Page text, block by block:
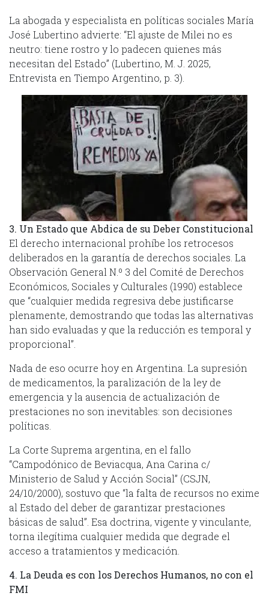
La abogada y especialista en políticas sociales María
José Lubertino advierte: “El ajuste de Milei no es
neutro: tiene rostro y lo padecen quienes más
necesitan del Estado” (Lubertino, M. J. 2025,
Entrevista en Tiempo Argentino, p. 3).
3. Un Estado que Abdica de su Deber Constitucional
El derecho internacional prohíbe los retrocesos
deliberados en la garantía de derechos sociales. La
Observación General N.º 3 del Comité de Derechos
Económicos, Sociales y Culturales (1990) establece
que “cualquier medida regresiva debe justificarse
plenamente, demostrando que todas las alternativas
han sido evaluadas y que la reducción es temporal y
proporcional”.
Nada de eso ocurre hoy en Argentina. La supresión
de medicamentos, la paralización de la ley de
emergencia y la ausencia de actualización de
prestaciones no son inevitables: son decisiones
políticas.
La Corte Suprema argentina, en el fallo
“Campodónico de Beviacqua, Ana Carina c/
Ministerio de Salud y Acción Social” (CSJN,
24/10/2000), sostuvo que “la falta de recursos no exime
al Estado del deber de garantizar prestaciones
básicas de salud”. Esa doctrina, vigente y vinculante,
torna ilegítima cualquier medida que degrade el
acceso a tratamientos y medicación.
4. La Deuda es con los Derechos Humanos, no con el
FMI